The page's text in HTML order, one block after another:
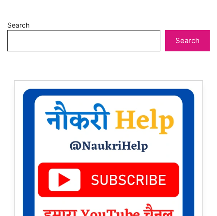
Search
Search